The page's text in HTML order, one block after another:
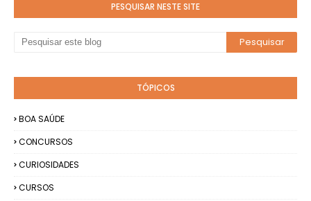
PESQUISAR NESTE SITE
TÓPICOS
BOA SAÚDE
CONCURSOS
CURIOSIDADES
CURSOS